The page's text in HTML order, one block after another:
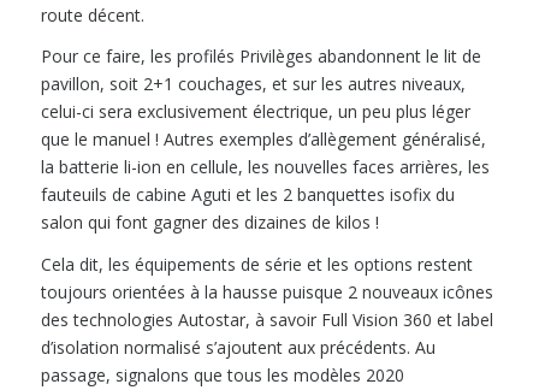
route décent.
Pour ce faire, les profilés Privilèges abandonnent le lit de
pavillon, soit 2+1 couchages, et sur les autres niveaux,
celui-ci sera exclusivement électrique, un peu plus léger
que le manuel ! Autres exemples d’allègement généralisé,
la batterie li-ion en cellule, les nouvelles faces arrières, les
fauteuils de cabine Aguti et les 2 banquettes isofix du
salon qui font gagner des dizaines de kilos !
Cela dit, les équipements de série et les options restent
toujours orientées à la hausse puisque 2 nouveaux icônes
des technologies Autostar, à savoir Full Vision 360 et label
d’isolation normalisé s’ajoutent aux précédents. Au
passage, signalons que tous les modèles 2020